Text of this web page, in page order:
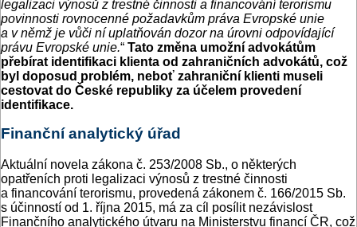
legalizaci výnosů z trestné činnosti a financování terorismu
povinnosti rovnocenné požadavkům práva Evropské unie
a v němž je vůči ní uplatňován dozor na úrovni odpovídající
právu Evropské unie.“ Tato změna umožní advokátům
přebírat identifikaci klienta od zahraničních advokátů, což
byl doposud problém, neboť zahraniční klienti museli
cestovat do České republiky za účelem provedení
identifikace.
Finanční analytický úřad
Aktuální novela zákona č. 253/2008 Sb., o některých
opatřeních proti legalizaci výnosů z trestné činnosti
a financování terorismu, provedená zákonem č. 166/2015 Sb.
s účinností od 1. října 2015, má za cíl posílit nezávislost
Finančního analytického útvaru na Ministerstvu financí ČR, což